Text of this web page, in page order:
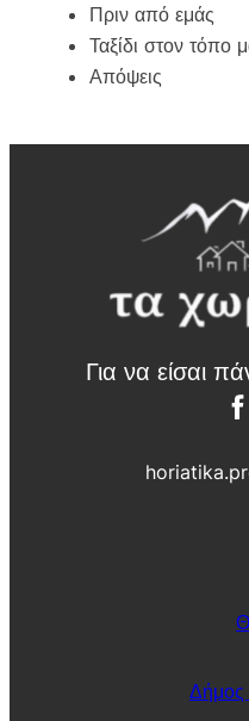
Πριν από εμάς
Ταξίδι στον τόπο
Απόψεις
Για να είσαι
Δήμος